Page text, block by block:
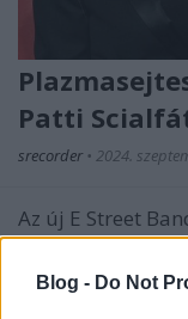
Blog - Do Not
Patti
srecorder • 2024.
Az új E Street
először Bruce
már hat éve küzd.